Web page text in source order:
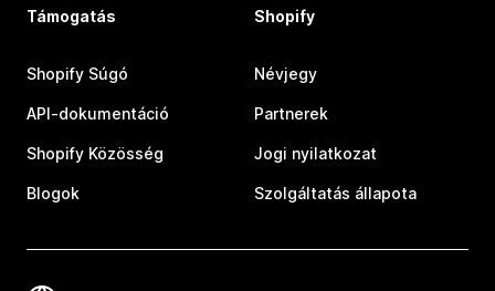
Támogatás
Shopify Súgó
API-dokumentáció
Shopify Közösség
Blogok
Shopify
Névjegy
Partnerek
Jogi nyilatkozat
Szolgáltatás állapota